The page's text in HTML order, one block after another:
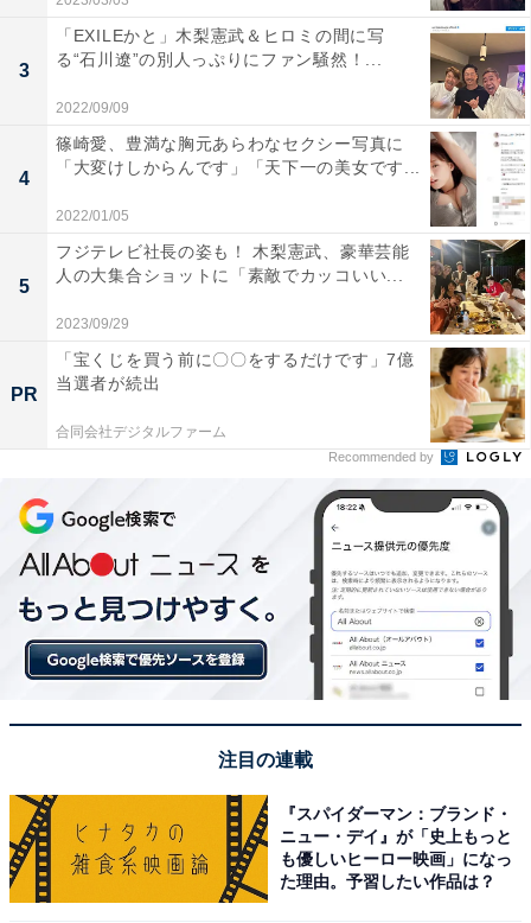
3
「EXILEかと」木梨憲武＆ヒロミの間に写
る“石川遼”の別人っぷりにファン騒然！...
2022/09/09
4
篠崎愛、豊満な胸元あらわなセクシー写真に
「大変けしからんです」「天下一の美女です...
2022/01/05
5
フジテレビ社長の姿も！ 木梨憲武、豪華芸能
人の大集合ショットに「素敵でカッコいい...
2023/09/29
PR
「宝くじを買う前に〇〇をするだけです」7億
当選者が続出
合同会社デジタルファーム
Recommended by
注目の連載
『スパイダーマン：ブランド・
ニュー・デイ』が「史上もっと
も優しいヒーロー映画」になっ
た理由。予習したい作品は？